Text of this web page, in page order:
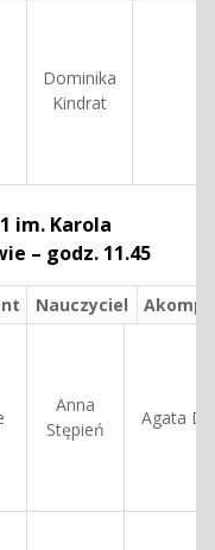
Dominika
Kindrat
im. Karola
– godz. 11.45
Nauczyciel
Anna
Stępień
Agata